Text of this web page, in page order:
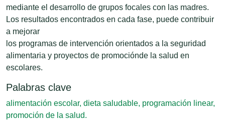
mediante el desarrollo de grupos focales con las madres.
Los resultados encontrados en cada fase, puede contribuir
a mejorar
los programas de intervención orientados a la seguridad
alimentaria y proyectos de promociónde la salud en
escolares.
Palabras clave
alimentación escolar, dieta saludable, programación linear,
promoción de la salud.